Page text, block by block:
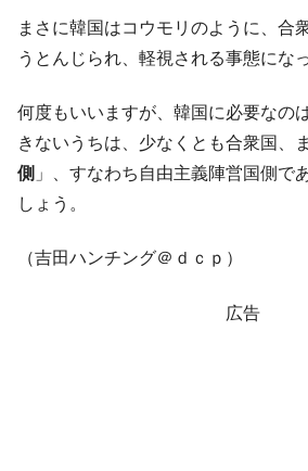
まさに韓国はコウモリのように、合
うとんじられ、軽視される事態にな
何度もいいますが、韓国に必要なの
きないうちは、少なくとも合衆国、
側 」、すなわち自由主義陣営国側で
しょう。
（吉田ハンチング＠ｄｃｐ）
広告